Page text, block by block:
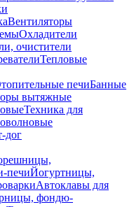
Вентиляторы
Охладители
очистители
Тепловые
печиБанные
вытяжные
Техника для
дог
печиЙогуртницы,
Автоклавы для
фондю-